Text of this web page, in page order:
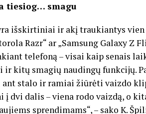
tiesiog… smagu
išskirtiniai ir akį traukiantys
Razr“ ar „Samsung Galaxy Z
telefoną – visai kaip senais
ir kitų smagių naudingų funkcijų.
stalo ir ramiai žiūrėti vaizdo
į dvi dalis – viena rodo vaizdą, o
sprendimams“, – sako K.